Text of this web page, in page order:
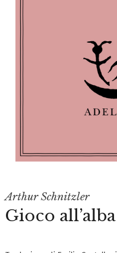
Arthur Schnitzler
Gioco all’alba